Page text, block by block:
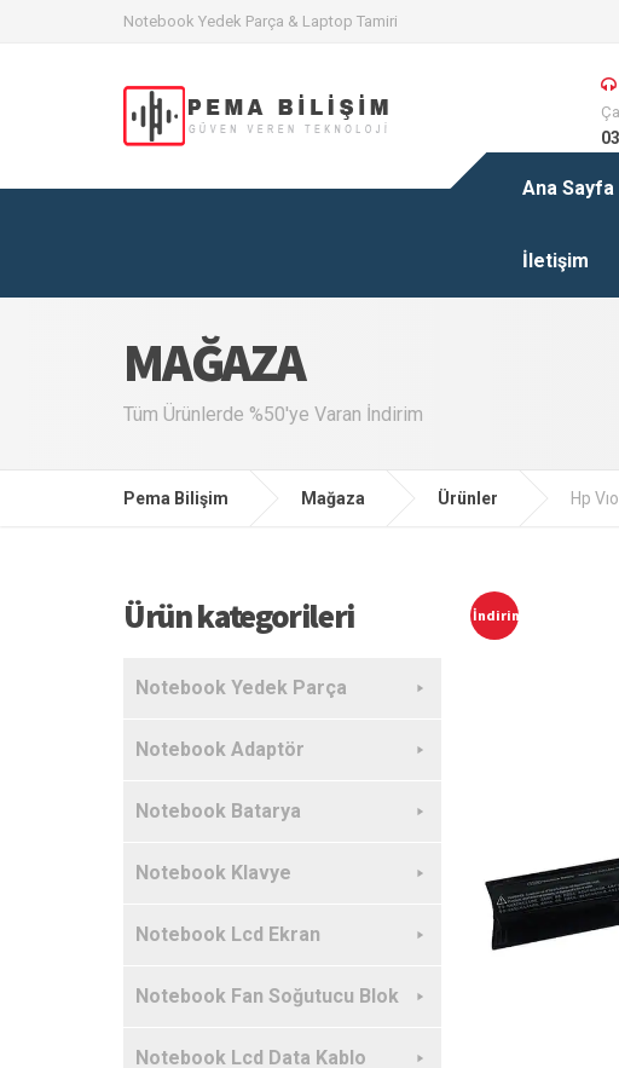
Notebook Yedek Parça & Laptop Tamiri
Ana Sayfa
İletişim
MAĞAZA
Tüm Ürünlerde %50'ye Varan İndirim
Pema Bilişim Mağaza Ürünler Hp
İndirim!
Ürün kategorileri
Notebook Yedek Parça
Notebook Adaptör
Notebook Batarya
Notebook Klavye
Notebook Lcd Ekran
Notebook Fan Soğutucu Blok
Notebook Lcd Data Kablo